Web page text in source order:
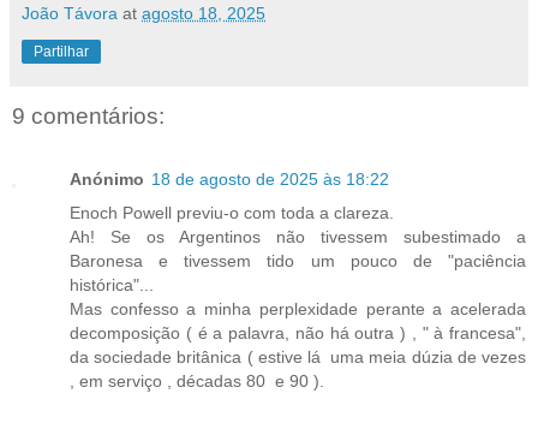
João Távora at agosto 18, 2025
Partilhar
9 comentários:
Anónimo 18 de agosto de 2025 às 18:22
Enoch Powell previu-o com toda a clareza.
Ah! Se os Argentinos não tivessem subestimado a
Baronesa e tivessem tido um pouco de "paciência
histórica"...
Mas confesso a minha perplexidade perante a acelerada
decomposição ( é a palavra, não há outra ) , " à francesa",
da sociedade britânica ( estive lá uma meia dúzia de vezes
, em serviço , décadas 80 e 90 ).